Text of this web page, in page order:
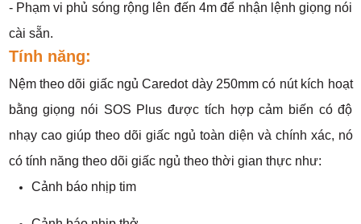
- Phạm vi phủ sóng rộng lên đến 4m để nhận lệnh giọng nói
cài sẵn.
Tính năng:
Nệm theo dõi giấc ngủ Caredot dày 250mm có nút kích hoạt
bằng giọng nói SOS Plus được tích hợp cảm biến có độ
nhạy cao giúp theo dõi giấc ngủ toàn diện và chính xác, nó
có tính năng theo dõi giấc ngủ theo thời gian thực như:
Cảnh báo nhịp tim